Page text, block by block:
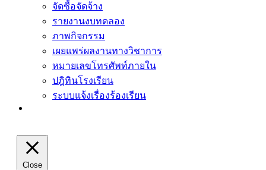
จัดซื้อจัดจ้าง
รายงานงบทดลอง
ภาพกิจกรรม
เผยแพร่ผลงานทางวิชาการ
หมายเลขโทรศัพท์ภายใน
ปฎิทินโรงเรียน
ระบบแจ้งเรื่องร้องเรียน
Close